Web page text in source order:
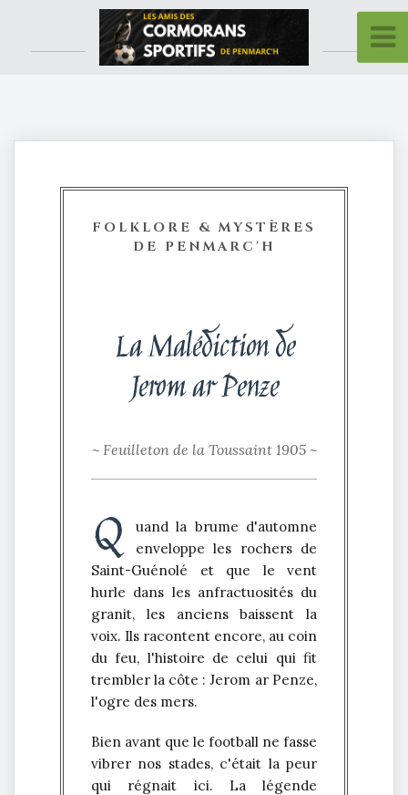
FOLKLORE & MYSTÈRES
DE PENMARC'H
La Malédiction de
Jerom ar Penze
~ Feuilleton de la Toussaint 1905 ~
Q
uand la brume d'automne
enveloppe les rochers de
Saint-Guénolé et que le vent
hurle dans les anfractuosités du
granit, les anciens baissent la
voix. Ils racontent encore, au coin
du feu, l'histoire de celui qui fit
trembler la côte : Jerom ar Penze,
l'ogre des mers.
Bien avant que le football ne fasse
vibrer nos stades, c'était la peur
qui régnait ici. La légende